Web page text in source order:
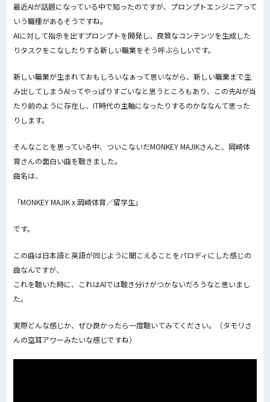
最近AIが話題になっている中で知ったのですが、プロンプトエンジニアって
いう職種があるそうですね。
AIに対して指示を出すプロンプトを開発し、良質なコンテンツを生成した
りタスクをこなしたりする新しい職業をそう呼ぶらしいです。
新しい職業が生まれておもしろいなぁって思いながら、新しい職業まで生
み出してしまうAIってやっぱりすごいなと思うところもあり、この先AIが当
たり前のように存在し、IT時代の主軸になったりするのかななんて思った
りします。
そんなことを思っている中、ついこないだMONKEY MAJIKさんと、岡崎体
育さんの面白い曲を聴きました。
曲名は、
「MONKEY MAJIK x 岡崎体育／留学生」
です。
この曲は日本語と英語が同じように聞こえることをパロディにした感じの
曲なんですが、
これを聴いた時に、これはAIでは聴き分けがつかないだろうなと思いまし
た。
実際どんな感じか、ぜひ良かったら一度聴いてみてください。（タモリさ
んの空耳アワーみたいな感じですね）